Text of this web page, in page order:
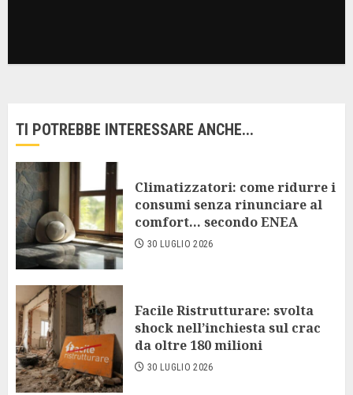
TI POTREBBE INTERESSARE ANCHE...
Climatizzatori: come ridurre i
consumi senza rinunciare al
comfort… secondo ENEA
30 LUGLIO 2026
Facile Ristrutturare: svolta
shock nell’inchiesta sul crac
da oltre 180 milioni
30 LUGLIO 2026